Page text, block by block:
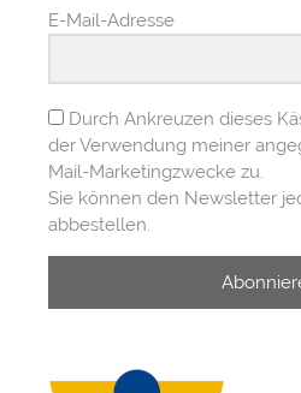
E-Mail-Adresse
Durch Ankreuzen dieses
der Verwendung meiner
Mail-Marketingzwecke zu.
Sie können den Newsletter
abbestellen.